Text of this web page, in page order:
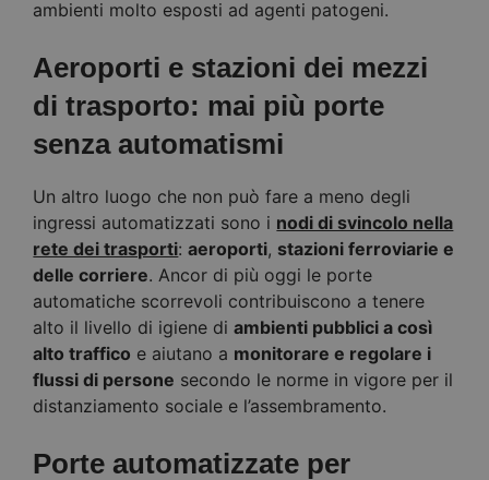
ambienti molto esposti ad agenti patogeni.
Aeroporti e stazioni dei mezzi
di trasporto: mai più porte
senza automatismi
Un altro luogo che non può fare a meno degli
ingressi automatizzati sono i nodi di svincolo nella
rete dei trasporti:aeroporti, stazioni ferroviarie e
delle corriere. Ancor di più oggi le porte
automatiche scorrevoli contribuiscono a tenere
alto il livello di igiene diambienti pubblici a così
alto traffico e aiutano a monitorare e regolare i
flussi di persone secondo le norme in vigore per il
distanziamento sociale e l’assembramento.
Porte automatizzate per